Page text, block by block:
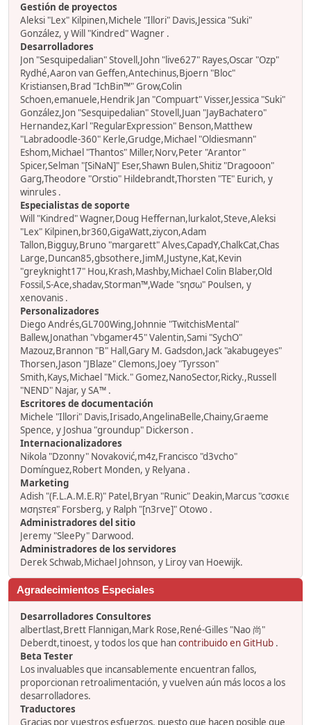
Gestión de proyectos
Aleksi "Lex" Kilpinen,Michele "Illori" Davis,Jessica "Suki"
González, y Will "Kindred" Wagner .
Desarrolladores
Jon "Sesquipedalian" Stovell,John "live627" Rayes,Oscar "Ozp"
Rydhé,Aaron van Geffen,Antechinus,Bjoern "Bloc"
Kristiansen,Brad "IchBin™" Grow,Colin
Schoen,emanuele,Hendrik Jan "Compuart" Visser,Jessica "Suki"
González,Jon "Sesquipedalian" Stovell,Juan "JayBachatero"
Hernandez,Karl "RegularExpression" Benson,Matthew
"Labradoodle-360" Kerle,Grudge,Michael "Oldiesmann"
Eshom,Michael "Thantos" Miller,Norv,Peter "Arantor"
Spicer,Selman "[SiNaN]" Eser,Shawn Bulen,Shitiz "Dragooon"
Garg,Theodore "Orstio" Hildebrandt,Thorsten "TE" Eurich, y
winrules .
Especialistas de soporte
Will "Kindred" Wagner,Doug Heffernan,lurkalot,Steve,Aleksi
"Lex" Kilpinen,br360,GigaWatt,ziycon,Adam
Tallon,Bigguy,Bruno "margarett" Alves,CapadY,ChalkCat,Chas
Large,Duncan85,gbsothere,JimM,Justyne,Kat,Kevin
"greyknight17" Hou,Krash,Mashby,Michael Colin Blaber,Old
Fossil,S-Ace,shadav,Storman™,Wade "sησω" Poulsen, y
xenovanis .
Personalizadores
Diego Andrés,GL700Wing,Johnnie "TwitchisMental"
Ballew,Jonathan "vbgamer45" Valentin,Sami "SychO"
Mazouz,Brannon "B" Hall,Gary M. Gadsdon,Jack "akabugeyes"
Thorsen,Jason "JBlaze" Clemons,Joey "Tyrsson"
Smith,Kays,Michael "Mick." Gomez,NanoSector,Ricky.,Russell
"NEND" Najar, y SA™ .
Escritores de documentación
Michele "Illori" Davis,Irisado,AngelinaBelle,Chainy,Graeme
Spence, y Joshua "groundup" Dickerson .
Internacionalizadores
Nikola "Dzonny" Novaković,m4z,Francisco "d3vcho"
Domínguez,Robert Monden, y Relyana .
Marketing
Adish "(F.L.A.M.E.R)" Patel,Bryan "Runic" Deakin,Marcus "cσσкιє
мσηѕтєя" Forsberg, y Ralph "[n3rve]" Otowo .
Administradores del sitio
Jeremy "SleePy" Darwood.
Administradores de los servidores
Derek Schwab,Michael Johnson, y Liroy van Hoewijk.
Agradecimientos Especiales
Desarrolladores Consultores
albertlast,Brett Flannigan,Mark Rose,René-Gilles "Nao 尚"
Deberdt,tinoest, y todos los que hancontribuido en GitHub .
Beta Tester
Los invaluables que incansablemente encuentran fallos,
proporcionan retroalimentación, y vuelven aún más locos a los
desarrolladores.
Traductores
Gracias por vuestros esfuerzos, puesto que hacen posible que